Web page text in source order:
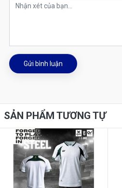
Gửi bình luận
SẢN PHẨM TƯƠNG TỰ